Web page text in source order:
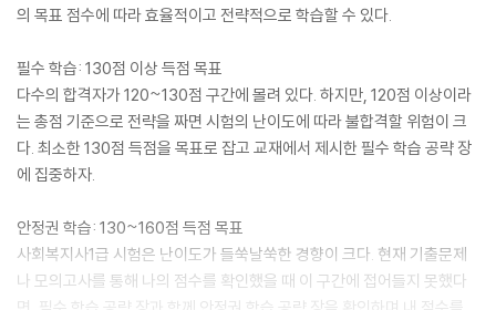
의 목표 점수에 따라 효율적이고 전략적으로 학습할 수 있다.
필수 학습: 130점 이상 득점 목표
다수의 합격자가 120~130점 구간에 몰려 있다. 하지만, 120점 이상이라
는 총점 기준으로 전략을 짜면 시험의 난이도에 따라 불합격할 위험이 크
다. 최소한 130점 득점을 목표로 잡고 교재에서 제시한 필수 학습 공략 장
에 집중하자.
안정권 학습: 130~160점 득점 목표
사회복지사1급 시험은 난이도가 들쑥날쑥한 경향이 크다. 현재 기출문제
나 모의고사를 통해 나의 점수를 확인했을 때 이 구간에 접어들지 못했다